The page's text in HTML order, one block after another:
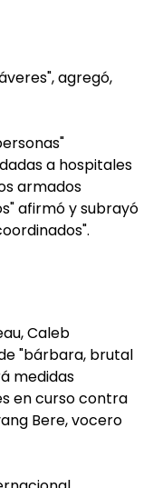
agregó,
a hospitales
armados
afirmó y subrayó
Caleb
"bárbara, brutal
medidas
en curso contra
Bere, vocero